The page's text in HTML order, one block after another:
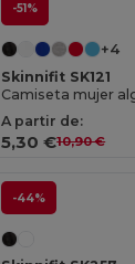
-51%
+4
Skinnifit SK121
Camiseta mujer
A partir de:
5,30 €10,90 €
-44%